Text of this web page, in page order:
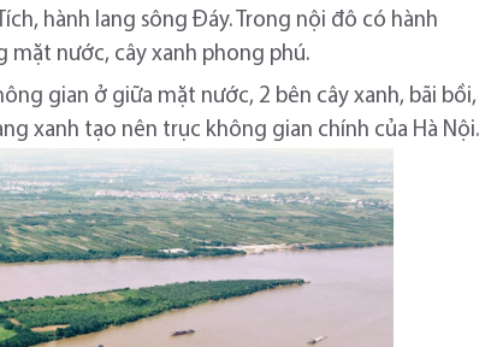
hành lang sông Đáy. Trong nội đô có hành
mặt nước, cây xanh phong phú.
gian ở giữa mặt nước, 2 bên cây xanh, bãi bồi,
xanh tạo nên trục không gian chính của Hà Nội.